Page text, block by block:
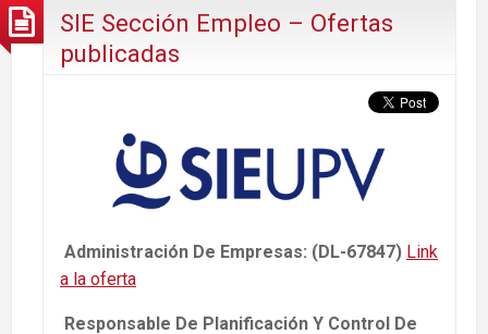
SIE Sección Empleo – Ofertas
publicadas
Administración De Empresas: (DL-67847) Link
a la oferta
Responsable De Planificación Y Control De